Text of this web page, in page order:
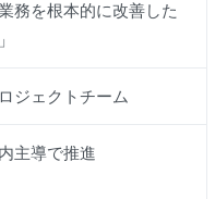
業務を根本的に改善した
ジェクトチーム
主導で推進